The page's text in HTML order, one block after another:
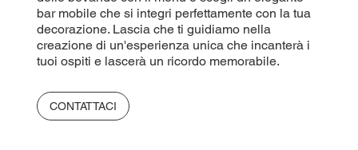
bar mobile che si integri perfettamente con la tua
decorazione. Lascia che ti guidiamo nella
creazione di un'esperienza unica che incanterà i
tuoi ospiti e lascerà un ricordo memorabile.
CONTATTACI